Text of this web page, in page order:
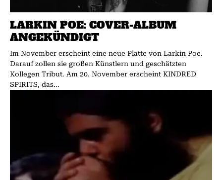
LARKIN POE: COVER-ALBUM
ANGEKÜNDIGT
Im November erscheint eine neue Platte von Larkin Poe.
Darauf zollen sie großen Künstlern und geschätzten
Kollegen Tribut. Am 20. November erscheint KINDRED
SPIRITS, das...